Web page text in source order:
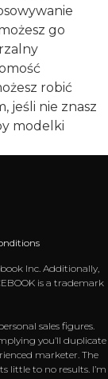
go
robić
jeśli nie znasz
modelki
Inc. Additionally,
is a trademark
sales figures.
you’ll duplicate
marketer. The
little to no results. I’m